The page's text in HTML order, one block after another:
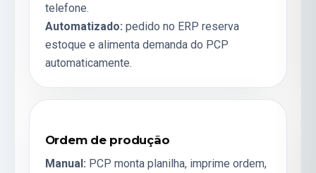
telefone.
Automatizado: pedido no ERP reserva
estoque e alimenta demanda do PCP
automaticamente.
Ordem de produção
Manual: PCP monta planilha, imprime ordem,